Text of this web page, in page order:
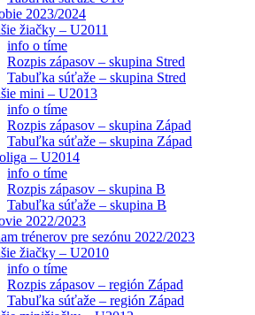
2023/2024
žiačky – U2011
info o tíme
Rozpis zápasov – skupina Stred
Tabuľka súťaže – skupina Stred
mini – U2013
info o tíme
Rozpis zápasov – skupina Západ
Tabuľka súťaže – skupina Západ
– U2014
info o tíme
Rozpis zápasov – skupina B
Tabuľka súťaže – skupina B
2022/2023
trénerov pre sezónu 2022/2023
žiačky – U2010
info o tíme
Rozpis zápasov – región Západ
Tabuľka súťaže – región Západ